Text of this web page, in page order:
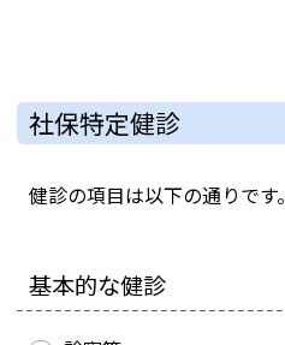
社保特定健診
健診の項目は以下の通りです。
基本的な健診